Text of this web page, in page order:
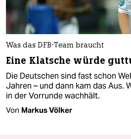
Was das DFB-Team braucht
Eine Klatsche würde
Die Deutschen sind fast schon
Jahren – und dann kam das Aus.
in der Vorrunde wachhält.
Von Markus Völker